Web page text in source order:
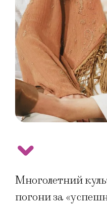
Многолетний
погони за